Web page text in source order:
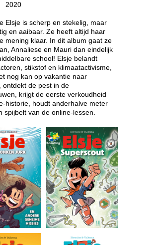
2020
Elsje is scherp en stekelig, maar
en aaibaar. Ze heeft altijd haar
mening klaar. In dit album gaat ze
Annaliese en Mauri dan eindelijk
school! Elsje belandt
stikstof en klimaatactivisme,
nog kan op vakantie naar
ontdekt de pest in de
krijgt de eerste verkoudheid
historie, houdt anderhalve meter
spijbelt van de online-lessen.